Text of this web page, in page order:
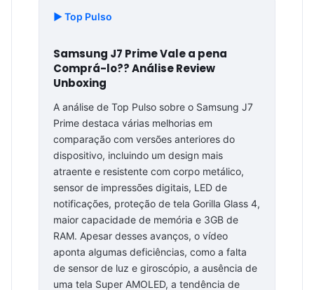
▶️ Top Pulso
Samsung J7 Prime Vale a pena
Comprá-lo?? Análise Review
Unboxing
A análise de Top Pulso sobre o Samsung J7
Prime destaca várias melhorias em
comparação com versões anteriores do
dispositivo, incluindo um design mais
atraente e resistente com corpo metálico,
sensor de impressões digitais, LED de
notificações, proteção de tela Gorilla Glass 4,
maior capacidade de memória e 3GB de
RAM. Apesar desses avanços, o vídeo
aponta algumas deficiências, como a falta
de sensor de luz e giroscópio, a ausência de
uma tela Super AMOLED, a tendência de